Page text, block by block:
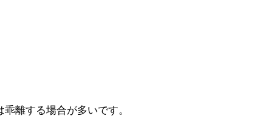
離する場合が多いです。